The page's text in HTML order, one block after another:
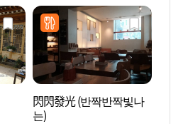
閃閃發光 (반짝반짝빛나
는)